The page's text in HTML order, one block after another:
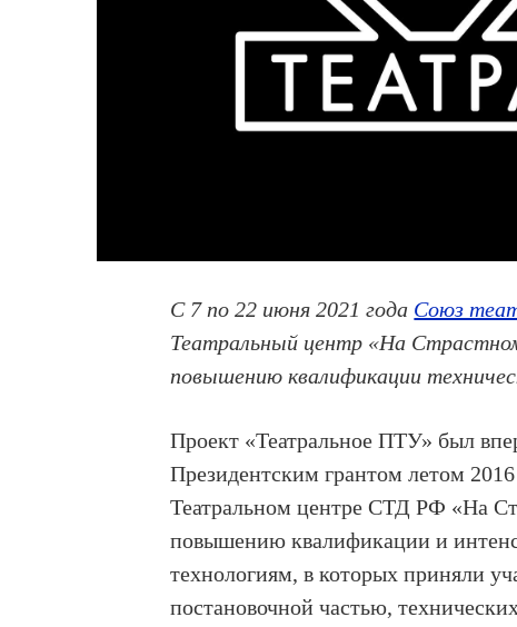
С 7 по 22 июня 2021 года Союз
Театральный центр «На
повышению квалификации
Проект «Театральное ПТУ» был
Президентским грантом летом
Театральном центре СТД РФ «На
повышению квалификации и
технологиям, в которых приняли
постановочной частью,